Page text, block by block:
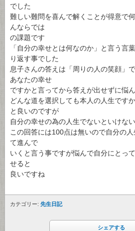
でした
難しい難問を喜んで解くことが得意で
んならでは
の課題です
「自分の幸せとは何なのか」と言う言
り返す事でした
息子さんの答えは「周りの人の笑顔」
あなたの幸せ
ですかと言ってから答えが出せずに悩
どんな道を選択しても本人の人生です
と良いのですが
自分の幸せの為の人生でないといけな
この回答には100点は無いので自分の
て進んで
いくと言う事ですが悩んで自分にとっ
せると
良いですね
カテゴリー: 先生日記
シェアする